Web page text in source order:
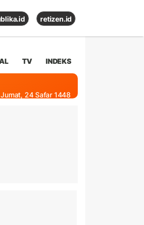
retizen.id
TV INDEKS
| Jumat, 24 Safar 1448